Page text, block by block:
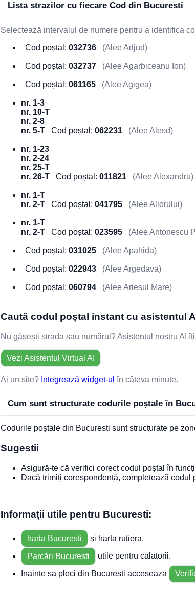
Lista strazilor cu fiecare Cod din Bucuresti
Selectează intervalul de numere pentru a identifica
Cod poștal: 032736 (Alee Adjud)
Cod poștal: 032737 (Alee Agarbiceanu Ion)
Cod poștal: 061165 (Alee Agigea)
nr. 1-3
nr. 10-T
nr. 2-8
nr. 5-T Cod poștal: 062231 (Alee Alesd)
nr. 1-23
nr. 2-24
nr. 25-T
nr. 26-T Cod poștal: 011821 (Alee Alexandru)
nr. 1-T
nr. 2-T Cod poștal: 041795 (Alee Aliorului)
nr. 1-T
nr. 2-T Cod poștal: 023595 (Alee Antonescu
Cod poștal: 031025 (Alee Apahida)
Cod poștal: 022943 (Alee Argedava)
Cod poștal: 060794 (Alee Ariesul Mare)
Caută codul poștal instant cu asistentul
Nu găsești strada sau numărul? Asistentul nostru AI
Vezi Asistentul Virtual AI
Ai un site? Integrează widget-ul în câteva minute.
Cum sunt structurate codurile poștale în
Codurile poștale din Bucuresti sunt structurate pe
Sugestii
Asigură-te că verifici corect codul poștal în
Dacă trimiți corespondență, completează codul
Informații utile pentru Bucuresti:
harta Bucuresti si harta rutiera.
Parcări Bucuresti utile pentru calatorii.
Inainte sa pleci din Bucuresti acceseaza